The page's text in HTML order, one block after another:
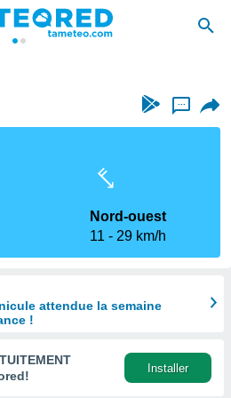
...
Nord-ouest
11
29 km/h
attendue la semaine
!
Installer